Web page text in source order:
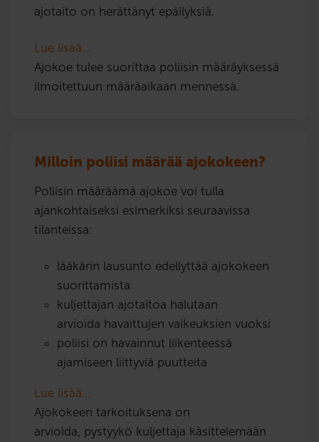
ajotaito on herättänyt epäilyksiä.
Lue lisää…
Ajokoe tulee suorittaa poliisin määräyksessä
ilmoitettuun määräaikaan mennessä.
Milloin poliisi määrää ajokokeen?
Poliisin määräämä ajokoe voi tulla
ajankohtaiseksi esimerkiksi seuraavissa
tilanteissa:
lääkärin lausunto edellyttää ajokokeen
suorittamista
kuljettajan ajotaitoa halutaan
arvioida havaittujen vaikeuksien vuoksi
poliisi on havainnut liikenteessä
ajamiseen liittyviä puutteita
Lue lisää…
Ajokokeen tarkoituksena on
arvioida, pystyykö kuljettaja käsittelemään